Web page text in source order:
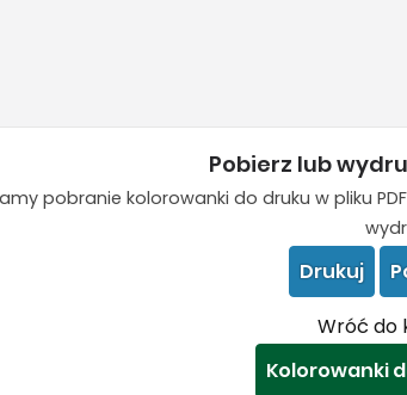
Pobierz lub
pobranie kolorowanki do druku w pliku
Drukuj
Wróć do
Kolorowanki